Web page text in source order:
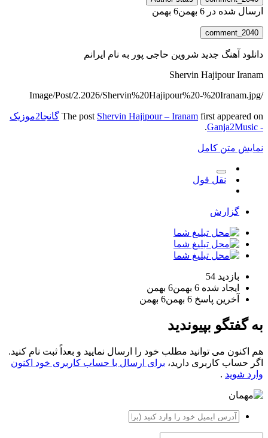
ارسال شده در 6 بهمن 6 بهمن
comment_2040
دانلود آهنگ جدید شروین حاجی پور به نام ایرانم
Shervin Hajipour Iranam
/Image/Post/2.2026/Shervin%20Hajipour%20-%20Iranam.jpg
The post Shervin Hajipour – Iranam first appeared on
گانجا2موزیک
- Ganja2Music
.
نمایش متن کامل
نقل قول
گزارش
بازدید 54
ایجاد شده 6 بهمن
6 بهمن
آخرین پاسخ 6 بهمن 6 بهمن
به گفتگو بپیوندید
هم اکنون می توانید مطلب خود را ارسال نمایید و بعداً ثبت نام کنید.
اگر حساب کاربری دارید، برای ارسال با حساب کاربری خود اکنون
وارد شوید .